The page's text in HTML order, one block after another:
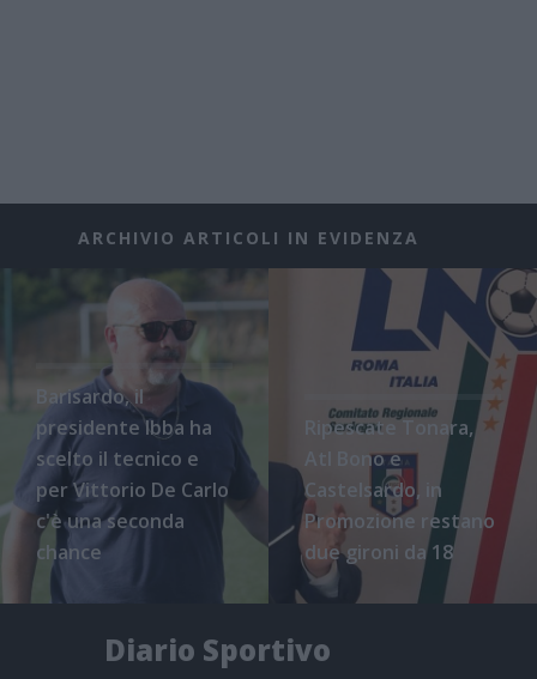
ARCHIVIO ARTICOLI IN EVIDENZA
Barisardo, il
presidente Ibba ha
scelto il tecnico e
per Vittorio De Carlo
c'è una seconda
chance
Ripescate Tonara,
Atl Bono e
Castelsardo, in
Promozione restano
due gironi da 18
Diario Sportivo